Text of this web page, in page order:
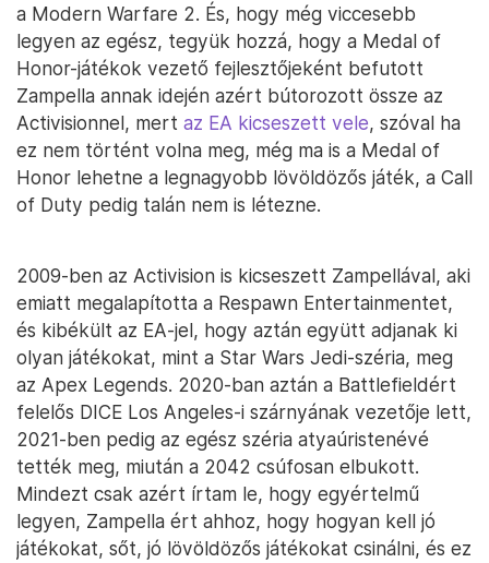
a Modern Warfare 2. És, hogy még viccesebb
legyen az egész, tegyük hozzá, hogy a Medal of
Honor-játékok vezető fejlesztőjeként befutott
Zampella annak idején azért bútorozott össze az
Activisionnel, mert az EA kicseszett vele, szóval ha
ez nem történt volna meg, még ma is a Medal of
Honor lehetne a legnagyobb lövöldözős játék, a Call
of Duty pedig talán nem is létezne.
2009-ben az Activision is kicseszett Zampellával, aki
emiatt megalapította a Respawn Entertainmentet,
és kibékült az EA-jel, hogy aztán együtt adjanak ki
olyan játékokat, mint a Star Wars Jedi-széria, meg
az Apex Legends. 2020-ban aztán a Battlefieldért
felelős DICE Los Angeles-i szárnyának vezetője lett,
2021-ben pedig az egész széria atyaúristenévé
tették meg, miután a 2042 csúfosan elbukott.
Mindezt csak azért írtam le, hogy egyértelmű
legyen, Zampella ért ahhoz, hogy hogyan kell jó
játékokat, sőt, jó lövöldözős játékokat csinálni, és ez